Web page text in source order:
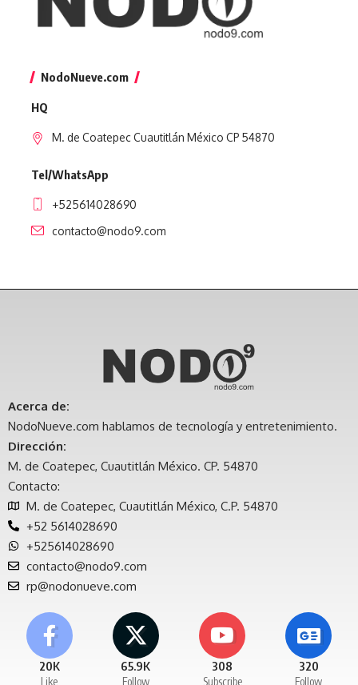
NodoNueve.com
HQ
M. de Coatepec Cuautitlán México CP 54870
Tel/WhatsApp
+525614028690
contacto@nodo9.com
Acerca de:
NodoNueve.com hablamos de tecnología y entretenimiento.
Dirección:
M. de Coatepec, Cuautitlán México. CP. 54870
Contacto:
M. de Coatepec, Cuautitlán México, C.P. 54870
+52 5614028690
+525614028690
contacto@nodo9.com
rp@nodonueve.com
20K
Like
65.9K
Follow
308
Subscribe
320
Follow